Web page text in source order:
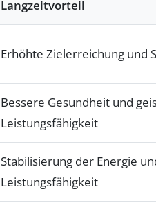
Langzeitvorteil
Erhöhte Zielerreichung und
Bessere Gesundheit und
Leistungsfähigkeit
Stabilisierung der Energie
Leistungsfähigkeit